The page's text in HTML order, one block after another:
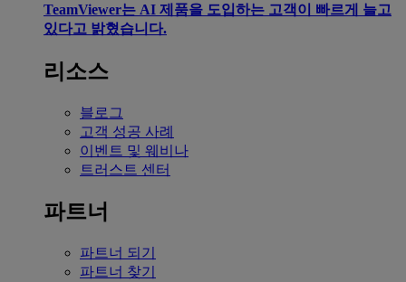
TeamViewer는 AI 제품을 도입하는 고객이 빠르게 늘고
있다고 밝혔습니다.
리소스
블로그
고객 성공 사례
이벤트 및 웨비나
트러스트 센터
파트너
파트너 되기
파트너 찾기